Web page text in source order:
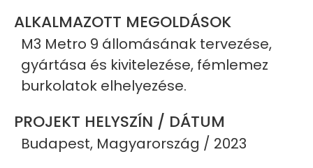
ALKALMAZOTT MEGOLDÁSOK
M3 Metro 9 állomásának tervezése,
gyártása és kivitelezése, fémlemez
burkolatok elhelyezése.
PROJEKT HELYSZÍN / DÁTUM
Budapest, Magyarország / 2023